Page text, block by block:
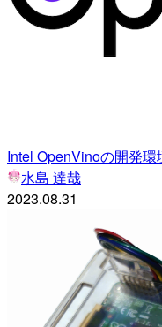
Intel OpenVinoの開発
水島 達哉
2023.08.31